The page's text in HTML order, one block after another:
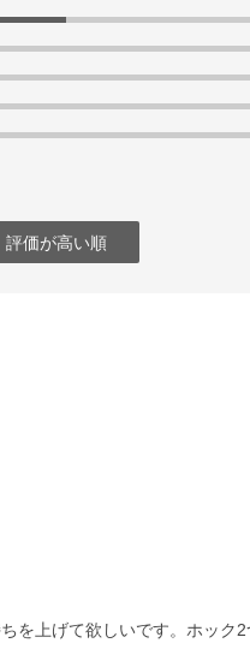
評価が高い順
を上げて欲しいです。ホック